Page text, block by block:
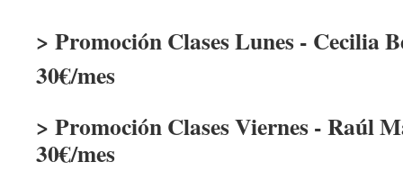
> Promoción Clases Lunes - Cecilia
30€/mes
> Promoción Clases Viernes - Raúl
30€/mes